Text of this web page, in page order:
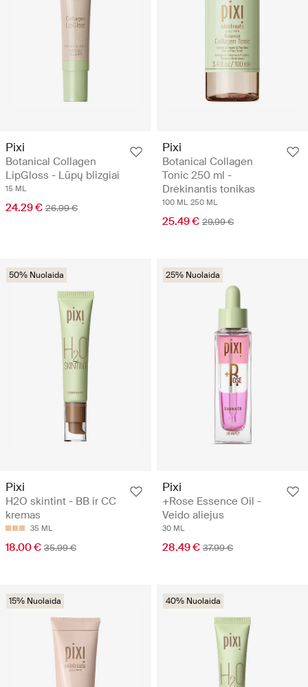
Pixi
Botanical Collagen
LipGloss - Lūpų blizgiai
15 ML
24.29 € 26.99 €
Pixi
Botanical Collagen
Tonic 250 ml -
Drėkinantis tonikas
100 ML 250 ML
25.49 € 29.99 €
50% Nuolaida
Pixi
H2O skintint - BB ir CC
kremas
35 ML
18.00 € 35.99 €
25% Nuolaida
Pixi
+Rose Essence Oil -
Veido aliejus
30 ML
28.49 € 37.99 €
15% Nuolaida 40% Nuolaida